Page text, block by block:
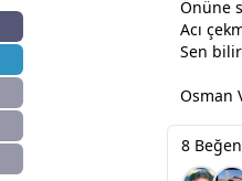
Önüne
Acı ç
Sen
Osman
8